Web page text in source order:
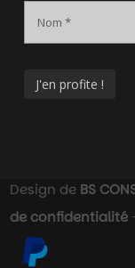
Design de BS
de confidentialité